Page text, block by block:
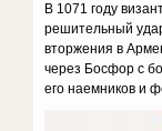
В 1071 году
решительный
вторжения в
через Босфор с
его наемников и